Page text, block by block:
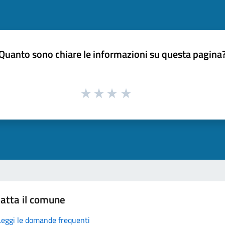
sono chiare le informazioni su questa
il comune
le domande frequenti